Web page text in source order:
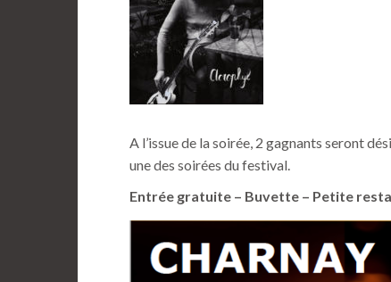
A l’issue de la soirée, 2 gagnants seront
une des soirées du festival.
Entrée gratuite – Buvette – Petite